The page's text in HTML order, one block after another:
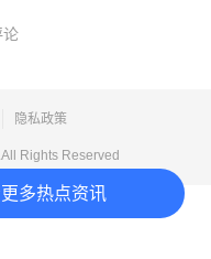
多热点资讯
论
隐私政策
Rights Reserved